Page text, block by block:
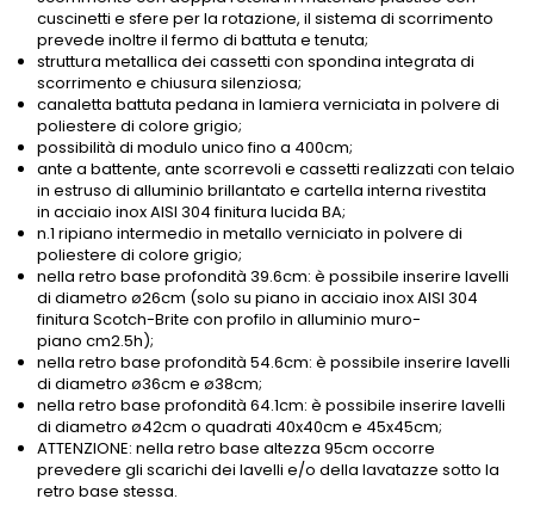
cuscinetti e sfere per la rotazione, il sistema di scorrimento
prevede inoltre il fermo di battuta e tenuta;
struttura metallica dei cassetti con spondina integrata di
scorrimento e chiusura silenziosa;
canaletta battuta pedana in lamiera verniciata in polvere di
poliestere di colore grigio;
possibilità di modulo unico fino a 400cm;
ante a battente, ante scorrevoli e cassetti realizzati con telaio
in estruso di alluminio brillantato e cartella interna rivestita
in acciaio inox AISI 304 finitura lucida BA;
n.1 ripiano intermedio in metallo verniciato in polvere di
poliestere di colore grigio;
nella retro base profondità 39.6cm: è possibile inserire lavelli
di diametro ø26cm (solo su piano in acciaio inox AISI 304
finitura Scotch-Brite con profilo in alluminio muro-
piano cm2.5h);
nella retro base profondità 54.6cm: è possibile inserire lavelli
di diametro ø36cm e ø38cm;
nella retro base profondità 64.1cm: è possibile inserire lavelli
di diametro ø42cm o quadrati 40x40cm e 45x45cm;
ATTENZIONE: nella retro base altezza 95cm occorre
prevedere gli scarichi dei lavelli e/o della lavatazze sotto la
retro base stessa.